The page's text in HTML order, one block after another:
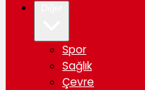
Spor
Sağlık
Çevre